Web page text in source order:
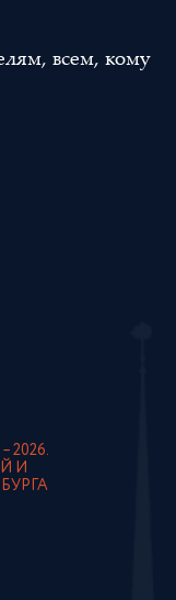
всем, кому
2026.
И